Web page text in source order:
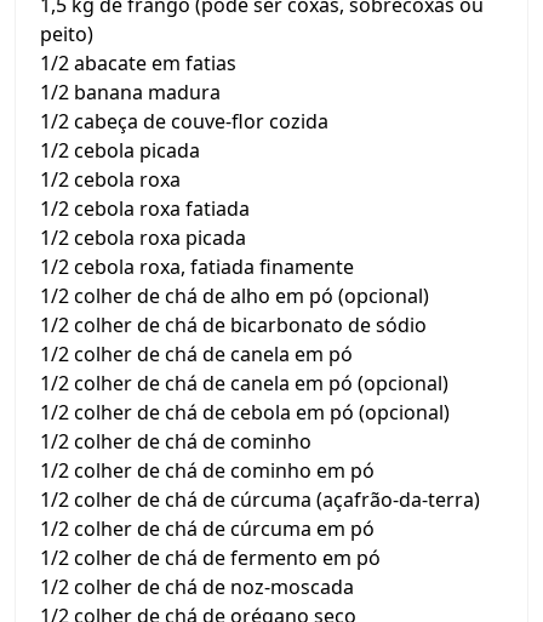
peito)
1/2 abacate em fatias
1/2 banana madura
1/2 cabeça de couve-flor cozida
1/2 cebola picada
1/2 cebola roxa
1/2 cebola roxa fatiada
1/2 cebola roxa picada
1/2 cebola roxa, fatiada finamente
1/2 colher de chá de alho em pó (opcional)
1/2 colher de chá de bicarbonato de sódio
1/2 colher de chá de canela em pó
1/2 colher de chá de canela em pó (opcional)
1/2 colher de chá de cebola em pó (opcional)
1/2 colher de chá de cominho
1/2 colher de chá de cominho em pó
1/2 colher de chá de cúrcuma (açafrão-da-terra)
1/2 colher de chá de cúrcuma em pó
1/2 colher de chá de fermento em pó
1/2 colher de chá de noz-moscada
1/2 colher de chá de orégano seco